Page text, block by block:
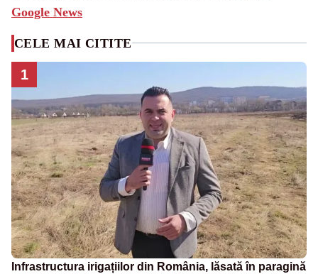
Google News
CELE MAI CITITE
1
Infrastructura irigațiilor din România, lăsată în paragină